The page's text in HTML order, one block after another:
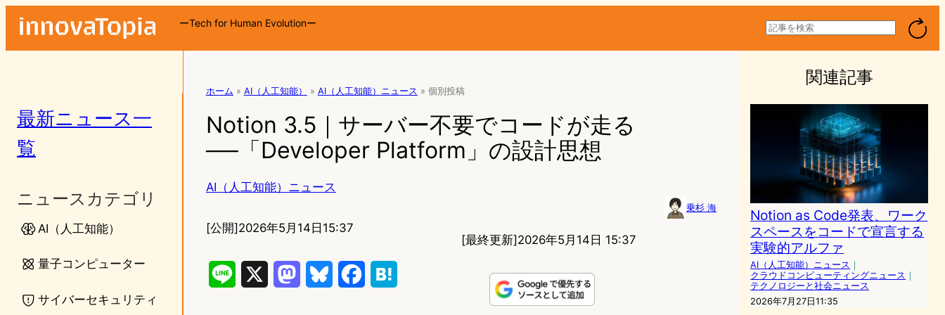
ーTech for Human Evolutionー
検
索
最新ニュース一
覧
ニュースカテゴリ
AI（人工知能）
量子コンピューター
サイバーセキュリティ
ホーム » AI（人工知能） » AI（人工知能）ニュース » 個別投稿
Notion 3.5｜サーバー不要でコードが走る
──「Developer Platform」の設計思想
AI（人工知能）ニュース
乗杉 海
[公開]2026年5月14日15:37
[最終更新]2026年5月14日 15:37
関連記事
Notion as Code発表、ワーク
スペースをコードで宣言する
実験的アルファ
AI（人工知能）ニュース ｜
クラウドコンピューティングニュース ｜
テクノロジーと社会ニュース
2026年7月27日11:35